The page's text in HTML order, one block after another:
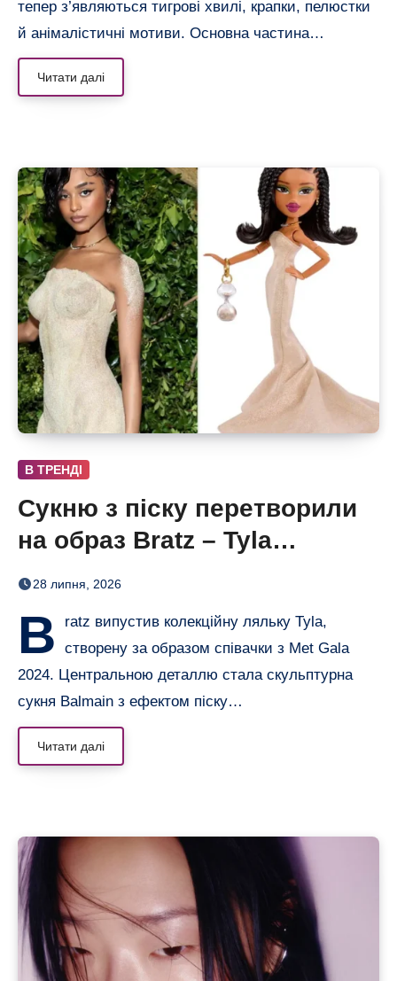
тепер з’являються тигрові хвилі, крапки, пелюстки
й анімалістичні мотиви. Основна частина…
Читати далі
В ТРЕНДІ
Сукню з піску перетворили
на образ Bratz – Tyla
отримала власну ляльку
28 липня, 2026
B
ratz випустив колекційну ляльку Tyla,
створену за образом співачки з Met Gala
2024. Центральною деталлю стала скульптурна
сукня Balmain з ефектом піску…
Читати далі